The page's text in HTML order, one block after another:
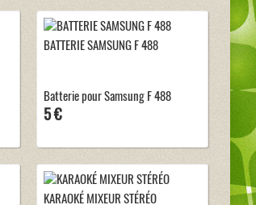
BATTERIE SAMSUNG F 488
Batterie pour Samsung F 488
5 €
KARAOKÉ MIXEUR STÉRÉO